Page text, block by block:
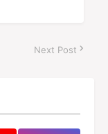
Next Post